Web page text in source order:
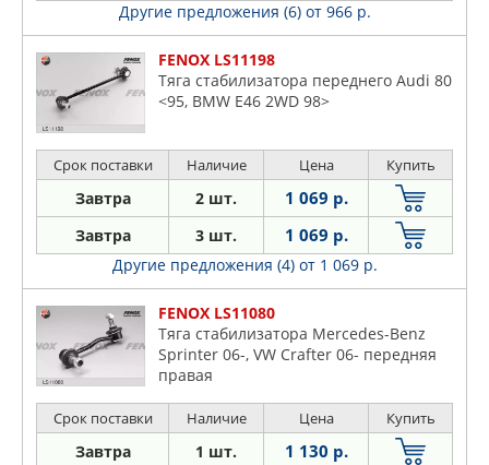
Другие предложения (6) от 966 р.
FENOX LS11198
Тяга стабилизатора переднего Audi 80
<95, BMW E46 2WD 98>
Срок поставки Наличие Цена Купить
Завтра 2 шт. 1 069 р.
Завтра 3 шт. 1 069 р.
Другие предложения (4) от 1 069 р.
FENOX LS11080
Тяга стабилизатора Mercedes-Benz
Sprinter 06-, VW Crafter 06- передняя
правая
Срок поставки Наличие Цена Купить
Завтра 1 шт. 1 130 р.